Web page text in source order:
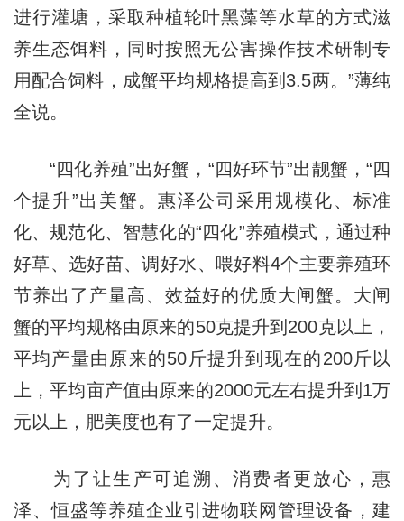
进行灌塘，采取种植轮叶黑藻等水草的方式滋
养生态饵料，同时按照无公害操作技术研制专
用配合饲料，成蟹平均规格提高到3.5两。”薄纯
全说。
“四化养殖”出好蟹，“四好环节”出靓蟹，“四
个提升”出美蟹。惠泽公司采用规模化、标准
化、规范化、智慧化的“四化”养殖模式，通过种
好草、选好苗、调好水、喂好料4个主要养殖环
节养出了产量高、效益好的优质大闸蟹。大闸
蟹的平均规格由原来的50克提升到200克以上，
平均产量由原来的50斤提升到现在的200斤以
上，平均亩产值由原来的2000元左右提升到1万
元以上，肥美度也有了一定提升。
为了让生产可追溯、消费者更放心，惠
泽、恒盛等养殖企业引进物联网管理设备，建